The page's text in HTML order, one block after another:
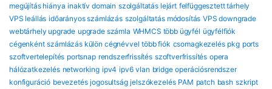
megújítás hiánya inaktív domain szolgáltatás lejárt felfüggesztett tárhely
VPS leállás időarányos számlázás szolgáltatás módosítás VPS downgrade
webtárhely upgrade upgrade számla WHMCS több ügyfél ügyfélfiók
cégenként számlázás külön cégnévvel több fiók csomagkezelés pkg ports
szoftvertelepítés portsnap rendszerfrissítés szoftverfrissítés opera
hálózatkezelés networking ipv4 ipv6 vlan bridge operációsrendszer
konfiguráció bevezetés jogosultság jelszókezelés PAM patch bash szkript